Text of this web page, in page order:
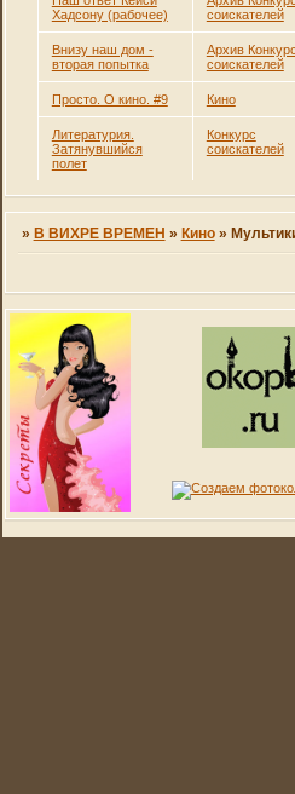
Хадсону (рабочее)
соискателей
Внизу наш дом -
вторая попытка
Архив
соискателей
Просто. О кино. #9 Кино
Литературия.
Затянувшийся
полет
Конкурс
соискателей
» В ВИХРЕ ВРЕМЕН » Кино »